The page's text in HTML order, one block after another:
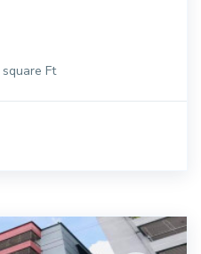
square Ft